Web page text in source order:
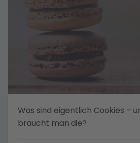
Was sind eigentlich Cookies –
braucht man die?